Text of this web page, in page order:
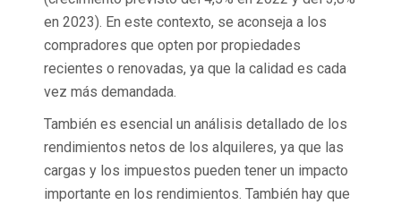
en 2023). En este contexto, se aconseja a los
compradores que opten por propiedades
recientes o renovadas, ya que la calidad es cada
vez más demandada.
También es esencial un análisis detallado de los
rendimientos netos de los alquileres, ya que las
cargas y los impuestos pueden tener un impacto
importante en los rendimientos. También hay que